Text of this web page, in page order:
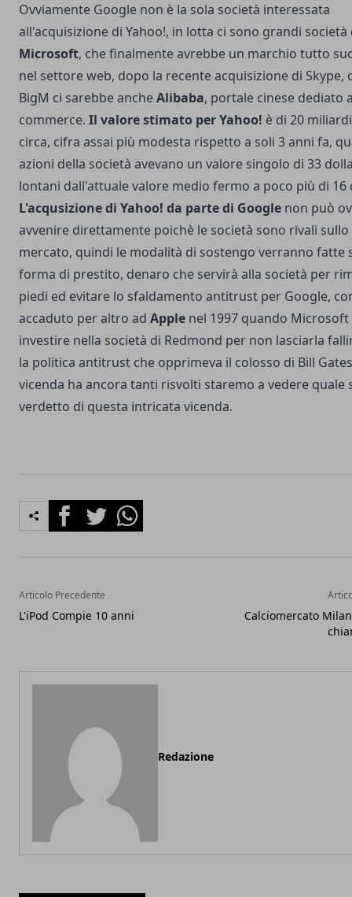
Ovviamente Google non è la sola società interessata
all'acquisizione di Yahoo!, in lotta ci sono grandi società
Microsoft, che finalmente avrebbe un marchio tutto
nel settore web, dopo la recenteacquisizione di Skype,
BigM ci sarebbe ancheAlibaba, portale cinese dediato
commerce. Il valore stimato per Yahoo! è di 20
circa, cifra assai più modesta rispetto a soli 3 anni fa,
azioni della società avevano un valore singolo di 33
lontani dall'attuale valore medio fermo a poco più di 16
L'acqusizione di Yahoo! da parte di Google non può
avvenire direttamente poichè le società sono rivali sullo
mercato, quindi le modalità di sostengo verranno fatte
forma di prestito, denaro che servirà alla società per
piedi ed evitare lo sfaldamento antitrust per Google,
accaduto per altro ad Apple nel 1997 quando Microsoft
investire nella società di Redmond per non lasciarla
la politica antitrust che opprimeva il colosso di Bill
vicenda ha ancora tanti risvolti staremo a vedere quale
verdetto di questa intricata vicenda.
FacebookTwitterWhatsapp
Articolo Precedente
L'iPod Compie 10 anni
Calciomercato
Redazione